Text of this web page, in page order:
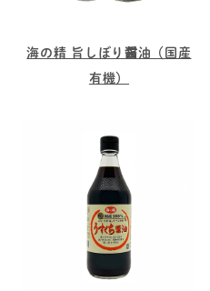
海の精 旨しぼり醤油（国産
有機）